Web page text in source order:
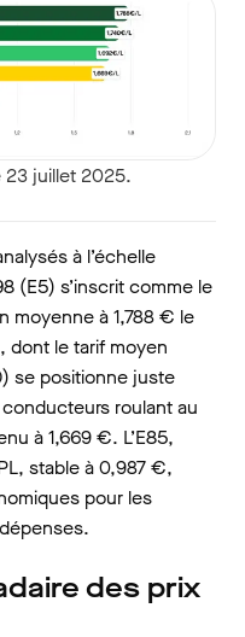
23 juillet 2025.
à l’échelle
(E5) s’inscrit comme le
moyenne à 1,788 € le
dont le tarif moyen
se positionne juste
roulant au
à 1,669 €. L’E85,
stable à 0,987 €,
pour les
des prix